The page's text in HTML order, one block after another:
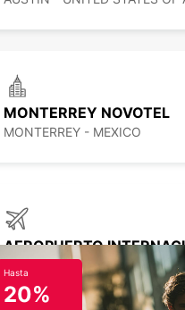
MONTERREY NOVOTEL
MONTERREY - MEXICO
DALLAS - UNITED STATES OF
Hasta
20%